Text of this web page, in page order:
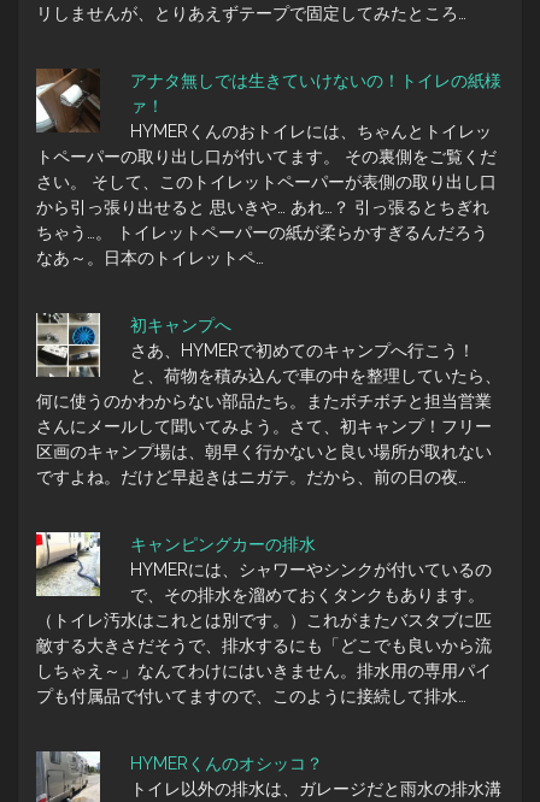
リしませんが、とりあえずテープで固定してみたところ…
アナタ無しでは生きていけないの！トイレの紙様
ァ！
HYMERくんのおトイレには、ちゃんとトイレッ
トペーパーの取り出し口が付いてます。 その裏側をご覧くだ
さい。 そして、このトイレットペーパーが表側の取り出し口
から引っ張り出せると 思いきや… あれ…？ 引っ張るとちぎれ
ちゃう…。 トイレットペーパーの紙が柔らかすぎるんだろう
なあ～。日本のトイレットペ…
初キャンプへ
さあ、HYMERで初めてのキャンプへ行こう！
と、荷物を積み込んで車の中を整理していたら、
何に使うのかわからない部品たち。またボチボチと担当営業
さんにメールして聞いてみよう。さて、初キャンプ！フリー
区画のキャンプ場は、朝早く行かないと良い場所が取れない
ですよね。だけど早起きはニガテ。だから、前の日の夜…
キャンピングカーの排水
HYMERには、シャワーやシンクが付いているの
で、その排水を溜めておくタンクもあります。
（トイレ汚水はこれとは別です。）これがまたバスタブに匹
敵する大きさだそうで、排水するにも「どこでも良いから流
しちゃえ～」なんてわけにはいきません。排水用の専用パイ
プも付属品で付いてますので、このように接続して排水…
HYMERくんのオシッコ？
トイレ以外の排水は、ガレージだと雨水の排水溝